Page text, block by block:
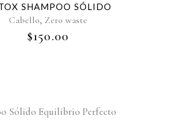
SHAMPOO SÓLIDO
Cabello, Zero waste
$150.00